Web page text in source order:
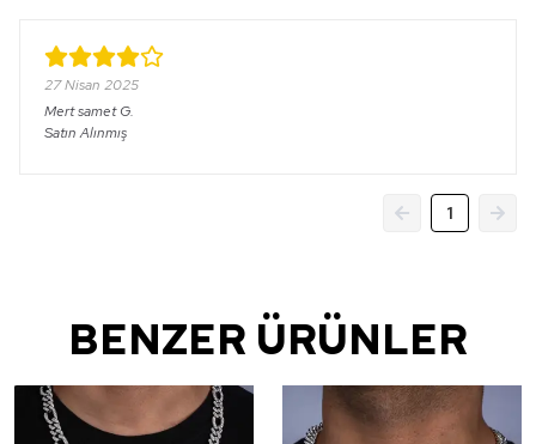
27 Nisan 2025
Mert samet G.
Satın Alınmış
1
BENZER ÜRÜNLER